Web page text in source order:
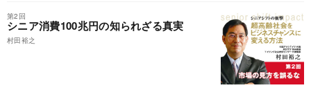
第2回
シニア消費100兆円の知られざる真実
村田裕之